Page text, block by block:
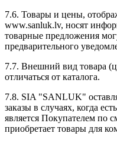
7.6. Товары и цены,
www.sanluk.lv, носят
товарные предложения
предварительного
7.7. Внешний вид товара
отличаться от каталога.
7.8. SIA "SANLUK"
заказы в случаях, когда
является Покупателем по
приобретает товары для